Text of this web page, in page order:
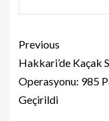
Previous
Hakkari’de Kaçak
Operasyonu: 985
Geçirildi